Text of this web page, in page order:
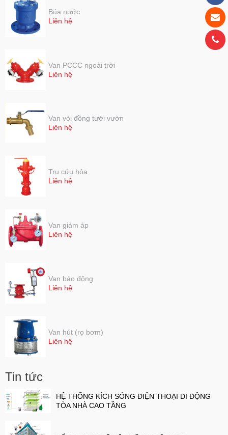
Búa nước
Liên hệ
Van PCCC ngoài trời
Liên hệ
Van vòi đồng tưới vườn
Liên hệ
Trụ cứu hỏa
Liên hệ
Van giảm áp
Liên hệ
Van báo động
Liên hệ
Van hút (rọ bơm)
Liên hệ
Tin tức
HỆ THỐNG KÍCH SÓNG ĐIỆN THOẠI DI ĐỘNG
TÒA NHÀ CAO TẦNG